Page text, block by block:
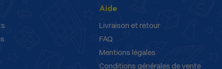
Aide
Livraison et retour
FAQ
Mentions légales
Conditions générales de vente